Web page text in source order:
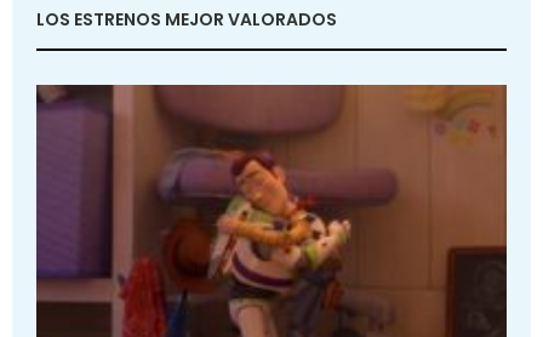
LOS ESTRENOS MEJOR VALORADOS